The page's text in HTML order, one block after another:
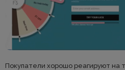
Покупатели хорошо реагируют на